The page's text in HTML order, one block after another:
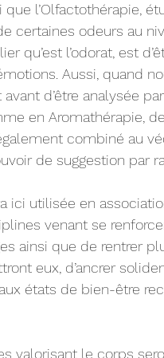
que l’Olfactothérapie,
certaines odeurs au
qu’est l’odorat, est
Aussi, quand
d’être analysée
en Aromathérapie,
combiné au
de suggestion par
ici utilisée en
venant se
ainsi que de rentrer
eux, d’ancrer
états de bien-être
valorisant le corps